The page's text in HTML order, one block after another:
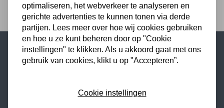
Populaire categorieën
optimaliseren, het webverkeer te analyseren en
gerichte advertenties te kunnen tonen via derde
partijen. Lees meer over hoe wij cookies gebruiken
en hoe u ze kunt beheren door op "Cookie
instellingen" te klikken. Als u akkoord gaat met ons
gebruik van cookies, klikt u op "Accepteren”.
Cookie instellingen